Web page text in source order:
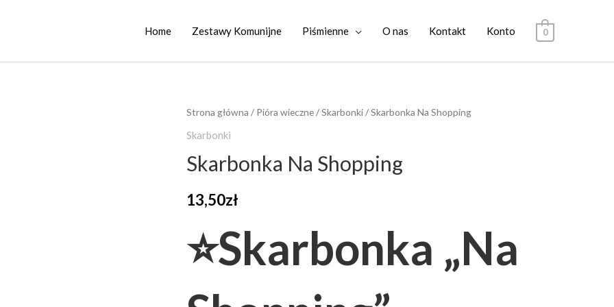
Home Zestawy Komunijne Piśmienne O nas Kontakt Konto 0
Strona główna / Pióra wieczne/Skarbonki/ Skarbonka Na Shopping
Skarbonki
Skarbonka Na Shopping
13,50zł
⭐Skarbonka „Na
ilość
Skarbonka
Shopping